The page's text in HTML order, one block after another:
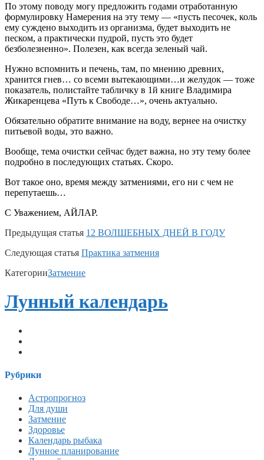
По этому поводу могу предложить годами отработанную
формулировку Намерения на эту тему — «пусть песочек, коль
ему суждено выходить из организма, будет выходить не
песком, а практически пудрой, пусть это будет
безболезненно». Полезен, как всегда зеленый чай.
Нужно вспомнить и печень, там, по мнению древних,
хранится гнев… со всеми вытекающими…и желудок — тоже
показатель, полистайте табличку в 1й книге Владимира
Жикаренцева «Путь к Свободе…», очень актуально.
Обязательно обратите внимание на воду, вернее на очистку
питьевой воды, это важно.
Вообще, тема очистки сейчас будет важна, но эту тему более
подробно в последующих статьях. Скоро.
Вот такое оно, время между затмениями, его ни с чем не
перепутаешь…
С Уважением, АЙЛАР.
Предыдущая статья 12 ВОЛШЕБНЫХ ДНЕЙ В ГОДУ
Следующая статья Практика затмения
КатегорииЗатмение
Лунный календарь
Рубрики
Астропрогноз
Для души
Затмение
Здоровье
Календарь рыбака
Лунное планирование